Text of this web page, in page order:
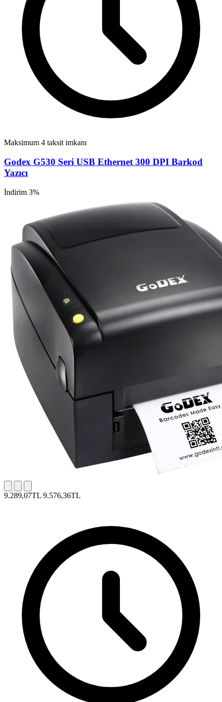
Maksimum 4 taksit imkanı
Godex G530 Seri USB Ethernet 300 DPI Barkod
Yazıcı
İndirim 3%
9.289,07TL 9.576,36TL